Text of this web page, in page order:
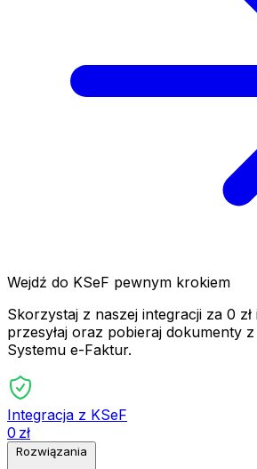
Wejdź do KSeF pewnym krokiem
Skorzystaj z naszej integracji za 0
przesyłaj oraz pobieraj dokumenty
Systemu e-Faktur.
Integracja z KSeF
0 zł